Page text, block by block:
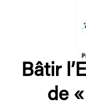
Bâtir
de